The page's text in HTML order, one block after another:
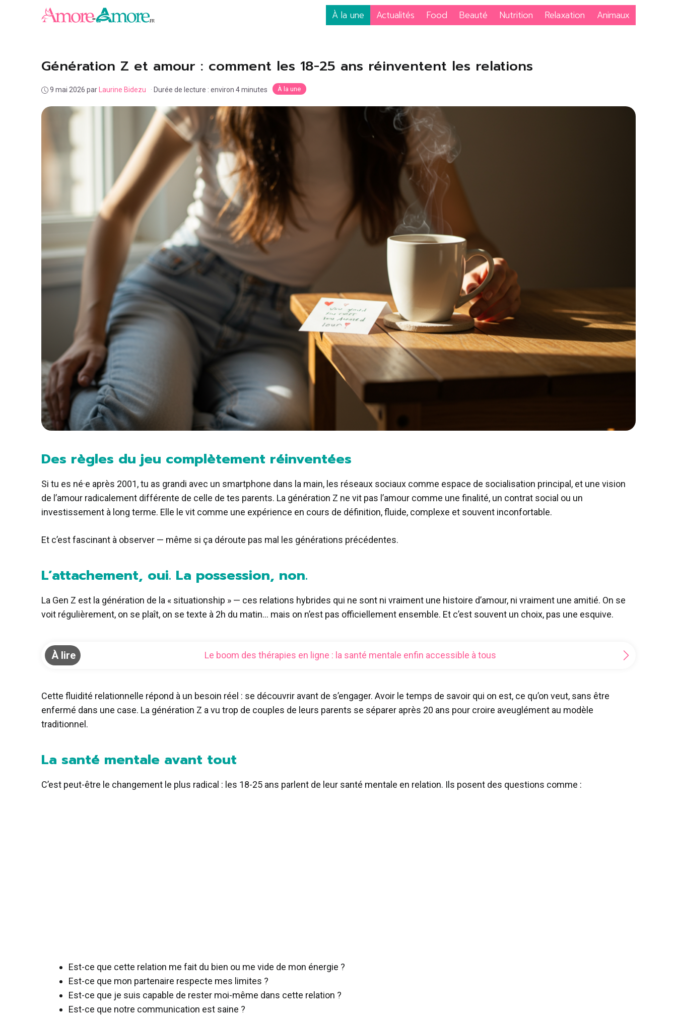
À la une Actualités Food Beauté Nutrition Relaxation Animaux
À la une
Génération Z et amour : comment les 18-25 ans réinventent les relations
9 mai 2026 par Laurine Bidezu · Durée de lecture : environ 4 minutes
Des règles du jeu complètement réinventées
Si tu es né·e après 2001, tu as grandi avec un smartphone dans la main, les réseaux sociaux comme espace de socialisation principal, et une vision
de l’amour radicalement différente de celle de tes parents. La génération Z ne vit pas l’amour comme une finalité, un contrat social ou un
investissement à long terme. Elle le vit comme une expérience en cours de définition, fluide, complexe et souvent inconfortable.
Et c’est fascinant à observer — même si ça déroute pas mal les générations précédentes.
L’attachement, oui. La possession, non.
La Gen Z est la génération de la « situationship » — ces relations hybrides qui ne sont ni vraiment une histoire d’amour, ni vraiment une amitié. On se
voit régulièrement, on se plaît, on se texte à 2h du matin… mais on n’est pas officiellement ensemble. Et c’est souvent un choix, pas une esquive.
À lire Le boom des thérapies en ligne : la santé mentale enfin accessible à tous
Cette fluidité relationnelle répond à un besoin réel : se découvrir avant de s’engager. Avoir le temps de savoir qui on est, ce qu’on veut, sans être
enfermé dans une case. La génération Z a vu trop de couples de leurs parents se séparer après 20 ans pour croire aveuglément au modèle
traditionnel.
La santé mentale avant tout
C’est peut-être le changement le plus radical : les 18-25 ans parlent de leur santé mentale en relation. Ils posent des questions comme :
Est-ce que cette relation me fait du bien ou me vide de mon énergie ?
Est-ce que mon partenaire respecte mes limites ?
Est-ce que je suis capable de rester moi-même dans cette relation ?
Est-ce que notre communication est saine ?